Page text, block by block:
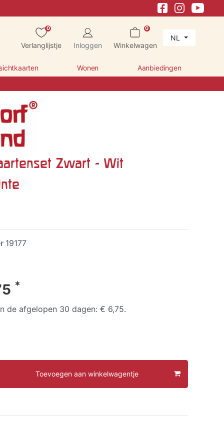
0
Verlanglijstje Inloggen
0
Winkelwagen
NL
Wonen Aanbiedingen
Zwart - Wit
19177
*
de afgelopen 30 dagen: € 6,75.
Toevoegen aan winkelwagentje